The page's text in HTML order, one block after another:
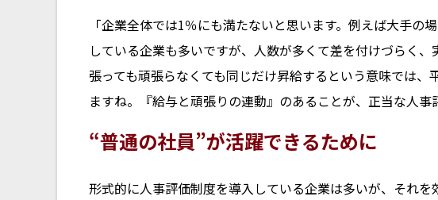
「企業全体では1％にも満たないと思います。例えば大手
している企業も多いですが、人数が多くて差を付けづらく
張っても頑張らなくても同じだけ昇給するという意味では
ますね。『給与と頑張りの連動』のあることが、正当な人事
“普通の社員”が活躍できるために
形式的に人事評価制度を導入している企業は多いが、それ